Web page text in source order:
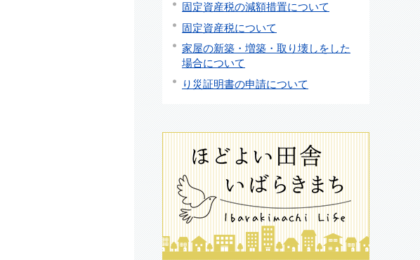
固定資産税の減額措置について
固定資産税について
家屋の新築・増築・取り壊しをした
場合について
り災証明書の申請について